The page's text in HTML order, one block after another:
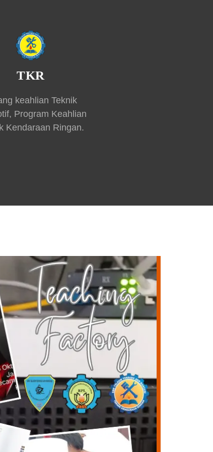
TKR
keahlian Teknik
Program Keahlian
Kendaraan Ringan.